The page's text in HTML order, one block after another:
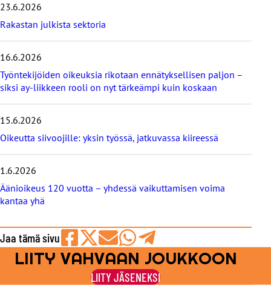
i
m
t
b
l
g
i
t
23.6.2026
Rakastan julkista sektoria
16.6.2026
Työntekijöiden oikeuksia rikotaan ennätyksellisen paljon –
siksi ay-liikkeen rooli on nyt tärkeämpi kuin koskaan
15.6.2026
Oikeutta siivoojille: yksin työssä, jatkuvassa kiireessä
1.6.2026
Äänioikeus 120 vuotta – yhdessä vaikuttamisen voima
kantaa yhä
Jaa tämä sivu
Jaa
Facebookissa
Jaa
viestipalvelu
X:ssä
Jaa
sähköpostilla
Jaa
WhatsAppilla
Jaa
Telegramilla
LIITY VAHVAAN JOUKKOON
LIITY JÄSENEKSI